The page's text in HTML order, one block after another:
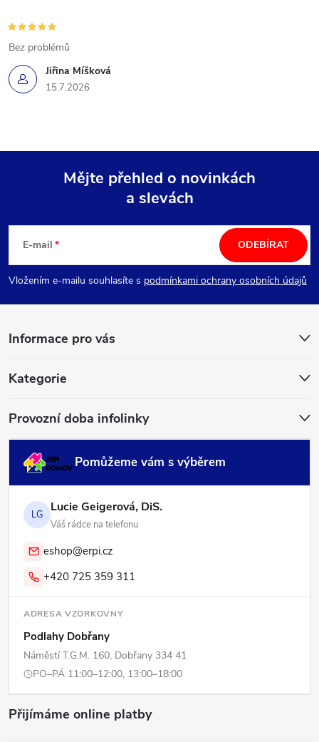
Jiřina Míšková
15.7.2026
Bez problémů
p
a
Mějte přehled o novinkách
a slevách
E-mail
Vložením e-mailu souhlasíte s podmínkami ochrany osobních údajů
ODEBÍRAT
Informace pro vás
Kategorie
Provozní doba infolinky
Pomůžeme vám s výběrem
LG Lucie Geigerová, DiS.
Váš rádce na telefonu
eshop@erpi.cz
+420 725 359 311
ADRESA VZORKOVNY
Podlahy Dobřany
Náměstí T.G.M. 160, Dobřany 334 41
PO–PÁ 11:00–12:00, 13:00–18:00
Přijímáme online platby